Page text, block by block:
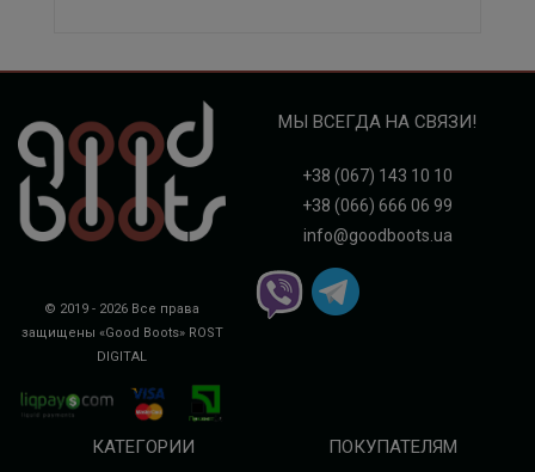
© 2019 - 2026 Все права
защищены «Good Boots» ROST
DIGITAL
МЫ ВСЕГДА НА СВЯЗИ!
+38 (067) 143 10 10
+38 (066) 666 06 99
info@goodboots.ua
КАТЕГОРИИ ПОКУПАТЕЛЯМ